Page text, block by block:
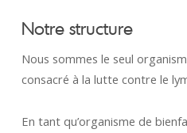
Notre structure
Nous sommes le seul
consacré à la lutte contre le
En tant qu’organisme de